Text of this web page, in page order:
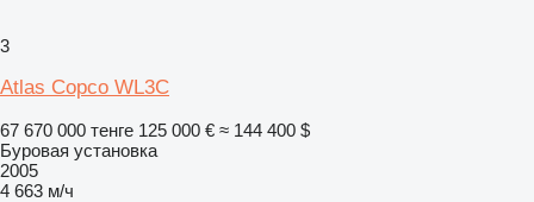
3
Atlas Copco WL3C
67 670 000 тенге 125 000 € ≈ 144 400 $
Буровая установка
2005
4 663 м/ч